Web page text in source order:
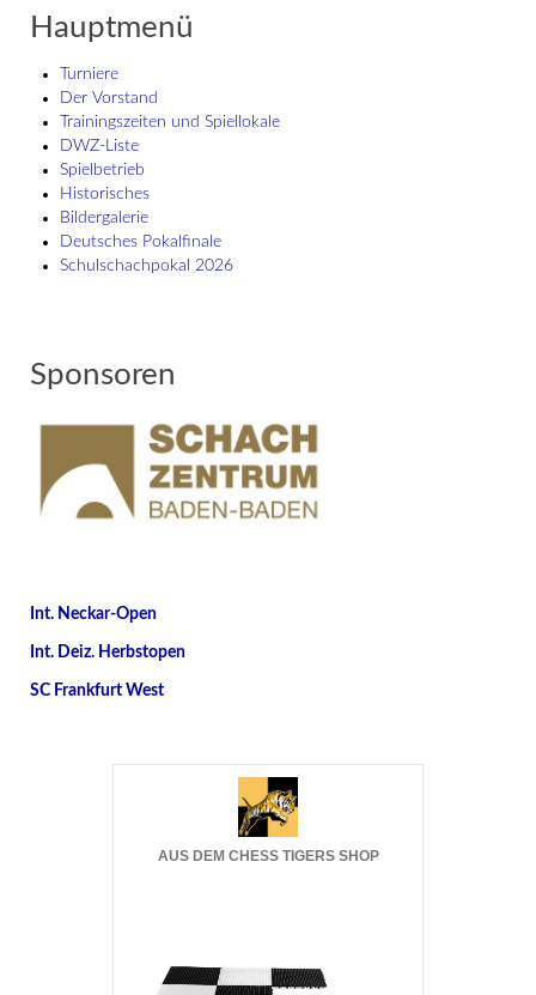
Hauptmenü
Turniere
Der Vorstand
Trainingszeiten und Spiellokale
DWZ-Liste
Spielbetrieb
Historisches
Bildergalerie
Deutsches Pokalfinale
Schulschach­pokal 2026
Sponsoren
Int. Neckar-Open
Int. Deiz. Herbstopen
SC Frankfurt West
AUS DEM CHESS TIGERS SHOP